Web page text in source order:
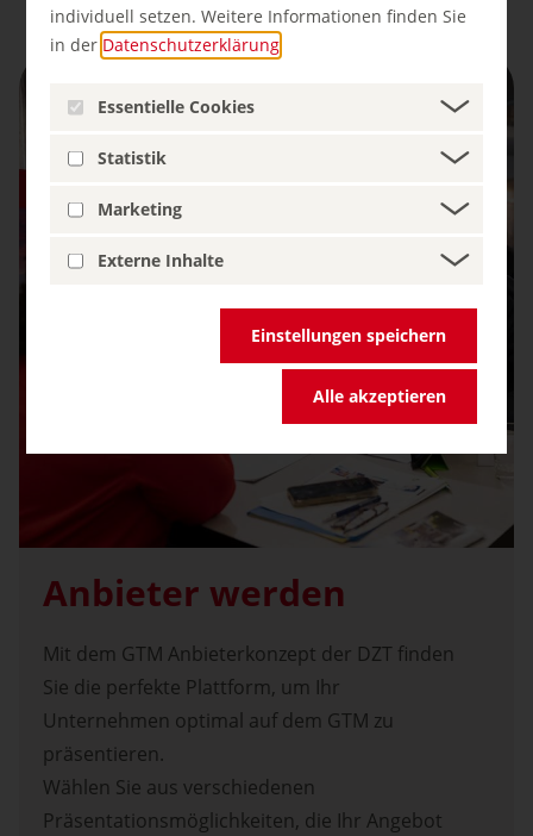
individuell setzen. Weitere Informationen finden Sie
in der Datenschutzerklärung
Essentielle Cookies
Statistik
Marketing
Externe Inhalte
Einstellungen speichern
Alle akzeptieren
Anbieter werden
Mit dem GTM Anbieterkonzept der DZT finden
Sie die perfekte Plattform, um Ihr
Unternehmen optimal auf dem GTM zu
präsentieren.
Wählen Sie aus verschiedenen
Präsentationsmöglichkeiten, die Ihr Angebot